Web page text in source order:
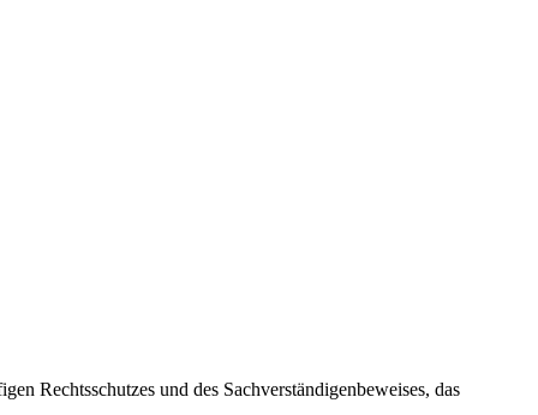
Rechtsschutzes und des Sachverständigenbeweises, das